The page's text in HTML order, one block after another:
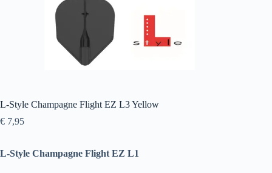
L-Style Champagne Flight EZ L3 Yellow
€ 7,95
L-Style Champagne Flight EZ L1